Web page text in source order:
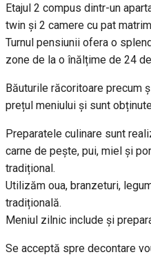
Etajul 2 compus dintr-un
twin și 2 camere cu pat
Turnul pensiunii ofera o
zone de la o înălțime de 24
Băuturile răcoritoare precum
prețul meniului și sunt
Preparatele culinare sunt
carne de pește, pui, miel și
tradițional.
Utilizăm oua, branzeturi,
tradițională.
Meniul zilnic include și
Se acceptă spre decontare